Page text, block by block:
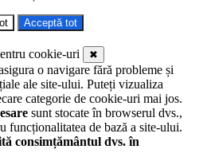
Acceptă tot
cookie-uri
✖
o navigare fără probleme și
ale site-ului. Puteți vizualiza
categorie de cookie-uri mai jos.
sunt stocate în browserul dvs.,
funcționalitatea de bază a site-ului.
consimțământul dvs. în